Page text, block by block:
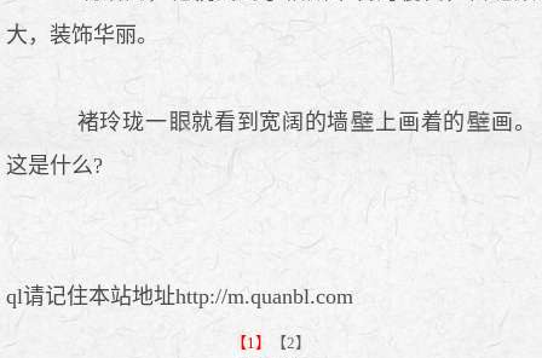
大，装饰华丽。
褚玲珑一 就看到宽阔的墙 上画着的
画。
这是什么?
ql请记住本站地址http://m.quanbl.com
【1】
【2】